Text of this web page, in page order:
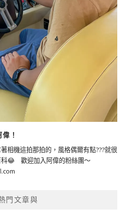
！
相機這拍那拍的，風格偶爾有點???就很
科😂 歡迎加入阿偉的粉絲團～
門文章與